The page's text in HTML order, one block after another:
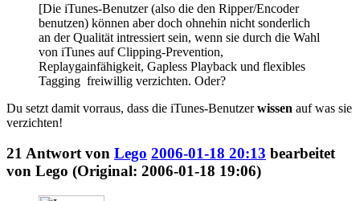
[Die iTunes-Benutzer (also die den Ripper/Encoder
benutzen) können aber doch ohnehin nicht sonderlich
an der Qualität intressiert sein, wenn sie durch die Wahl
von iTunes auf Clipping-Prevention,
Replaygainfähigkeit, Gapless Playback und flexibles
Tagging freiwillig verzichten. Oder?
Du setzt damit vorraus, dass die iTunes-Benutzerwissen auf was sie
verzichten!
21 Antwort von Lego 2006-01-18 20:13 bearbeitet
von Lego (Original: 2006-01-18 19:06)